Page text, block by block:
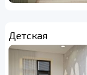
Детская